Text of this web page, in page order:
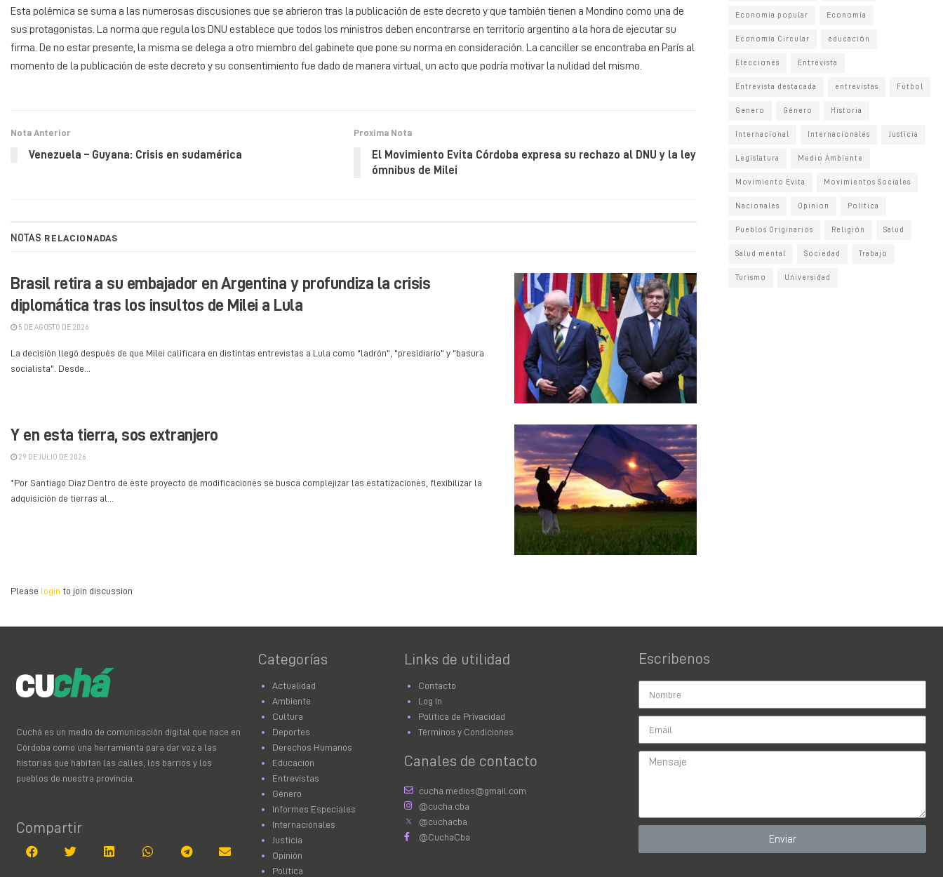
Esta polémica se suma a las numerosas discusiones que se abrieron tras la publicación de este decreto y que también tienen a Mondino como una de
sus protagonistas. La norma que regula los DNU establece que todos los ministros deben encontrarse en territorio argentino a la hora de ejecutar su
firma. De no estar presente, la misma se delega a otro miembro del gabinete que pone su norma en consideración. La canciller se encontraba en París al
momento de la publicación de este decreto y su consentimiento fue dado de manera virtual, un acto que podría motivar la nulidad del mismo.
Nota Anterior
Venezuela – Guyana: Crisis en sudamérica
Proxima Nota
El Movimiento Evita Córdoba expresa su rechazo al DNU y la ley
ómnibus de Milei
NOTAS RELACIONADAS
Brasil retira a su embajador en Argentina y profundiza la crisis
diplomática tras los insultos de Milei a Lula
5 DE AGOSTO DE 2026
La decisión llegó después de que Milei calificara en distintas entrevistas a Lula como "ladrón", "presidiario" y "basura
socialista". Desde...
Y en esta tierra, sos extranjero
29 DE JULIO DE 2026
*Por Santiago Diaz Dentro de este proyecto de modificaciones se busca complejizar las estatizaciones, flexibilizar la
adquisición de tierras al...
Please login to join discussion
Economia popular Economía
Economía Circular educación
Elecciones Entrevista
Entrevista destacada entrevistas Fútbol
Genero Género Historia
Internacional Internacionales Justicia
Legislatura Medio Ambiente
Movimiento Evita Movimientos Sociales
Nacionales Opinion Politica
Pueblos Originarios Religión Salud
Salud mental Sociedad Trabajo
Turismo Universidad
Cuchá es un medio de comunicación digital que nace en
Córdoba como una herramienta para dar voz a las
historias que habitan las calles, los barrios y los
pueblos de nuestra provincia.
Compartir
Categorías
Actualidad
Ambiente
Cultura
Deportes
Derechos Humanos
Educación
Entrevistas
Género
Informes Especiales
Internacionales
Justicia
Opinión
Política
Links de utilidad
Contacto
Log In
Política de Privacidad
Términos y Condiciones
Canales de contacto
cucha.medios@gmail.com
@cucha.cba
@cuchacba
@CuchaCba
Escribenos
Enviar